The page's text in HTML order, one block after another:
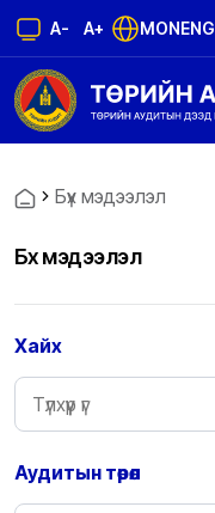
A- A+ MONENG
Бүх мэдээлэл
Бүх мэдээлэл
Хайх
Аудитын төрөл